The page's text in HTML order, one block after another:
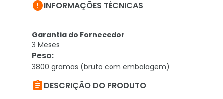
INFORMAÇÕES TÉCNICAS
Garantia do Fornecedor
3 Meses
Peso:
3800 gramas (bruto com embalagem)
DESCRIÇÃO DO PRODUTO